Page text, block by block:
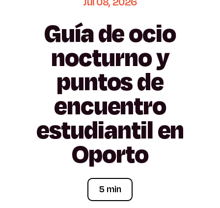
Guíadeocio
nocturnoy
puntosde
encuentro
estudiantilen
Oporto
5 min